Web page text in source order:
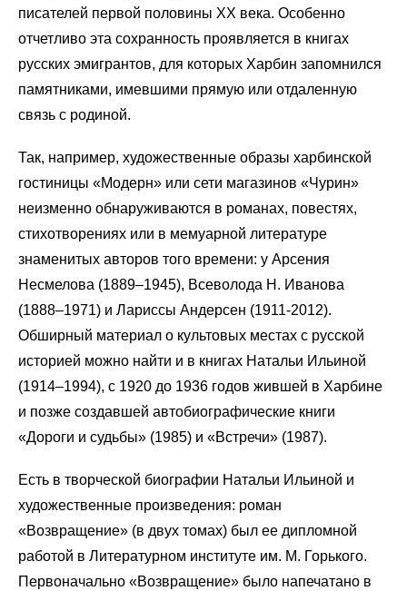
писателей первой половины ХХ века. Особенно
отчетливо эта сохранность проявляется в книгах
русских эмигрантов, для которых Харбин запомнился
памятниками, имевшими прямую или отдаленную
связь с родиной.
Так, например, художественные образы харбинской
гостиницы «Модерн» или сети магазинов «Чурин»
неизменно обнаруживаются в романах, повестях,
стихотворениях или в мемуарной литературе
знаменитых авторов того времени: у Арсения
Несмелова (1889–1945), Всеволода Н. Иванова
(1888–1971) и Лариссы Андерсен (1911-2012).
Обширный материал о культовых местах с русской
историей можно найти и в книгах Натальи Ильиной
(1914–1994), с 1920 до 1936 годов жившей в Харбине
и позже создавшей автобиографические книги
«Дороги и судьбы» (1985) и «Встречи» (1987).
Есть в творческой биографии Натальи Ильиной и
художественные произведения: роман
«Возвращение» (в двух томах) был ее дипломной
работой в Литературном институте им. М. Горького.
Первоначально «Возвращение» было напечатано в